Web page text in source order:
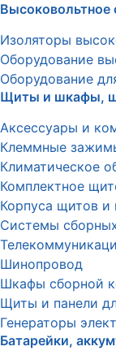
Высоковольтное
Изоляторы
Оборудование
Оборудование
Щиты и шкафы,
Аксессуары и
Клеммные
Климатическое
Комплектное
Корпуса щитов и
Системы
Шинопровод
Шкафы сборной
Щиты и панели
Генераторы
Батарейки,